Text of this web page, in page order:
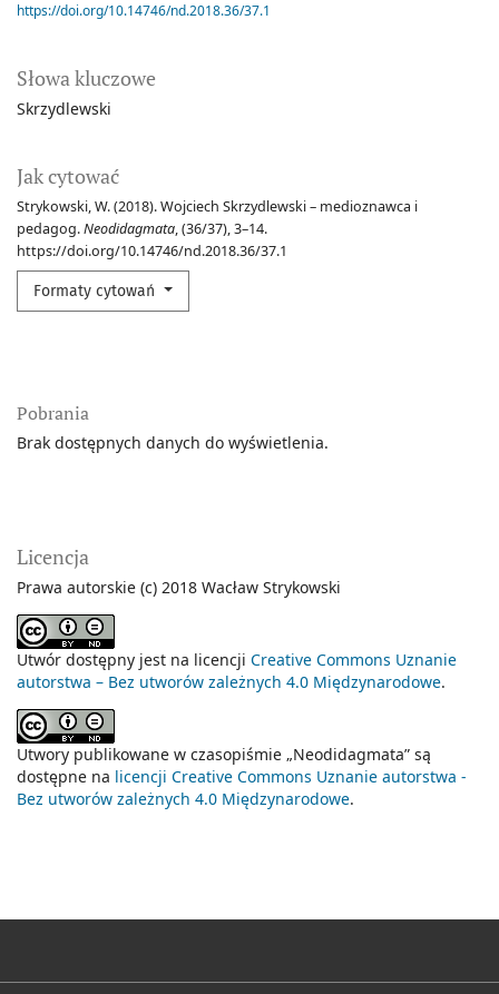
Słowa kluczowe
Skrzydlewski
Jak cytować
Strykowski, W. (2018). Wojciech Skrzydlewski – medioznawca i
pedagog.Neodidagmata, (36/37), 3–14.
https://doi.org/10.14746/nd.2018.36/37.1
Formaty cytowań
https://doi.org/10.14746/nd.2018.36/37.1
Pobrania
Brak dostępnych danych do wyświetlenia.
Licencja
Prawa autorskie (c) 2018 Wacław Strykowski
Utwór dostępny jest na licencji Creative Commons Uznanie
autorstwa – Bez utworów zależnych 4.0 Międzynarodowe.
Utwory publikowane w czasopiśmie „Neodidagmata” są
dostępne na licencji Creative Commons Uznanie autorstwa -
Bez utworów zależnych 4.0 Międzynarodowe.